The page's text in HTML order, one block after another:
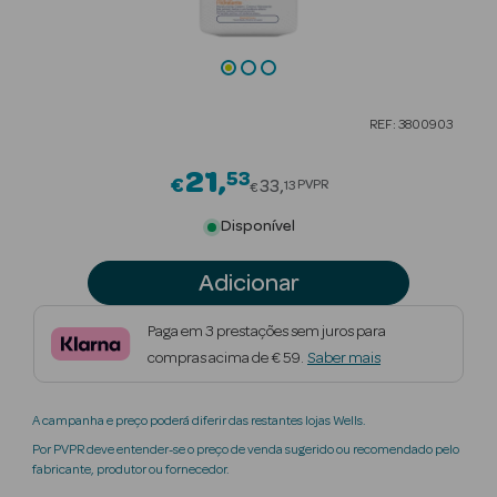
Beauty Season
Nutricosmética
Perfumes
Beauty Season
REF: 3800903
€21 53Price reduced from
€33 13 PVPR
Disponível
Adicionar
Paga em 3 prestações sem juros para
compras acima de € 59. Saber mais
A campanha e preço poderá diferir das restantes lojas Wells.
Por PVPR deve entender-se o preço de venda sugerido ou recomendado pelo
fabricante, produtor ou fornecedor.